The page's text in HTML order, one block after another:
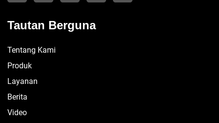
Tautan Berguna
Tentang Kami
Produk
Layanan
Berita
Video